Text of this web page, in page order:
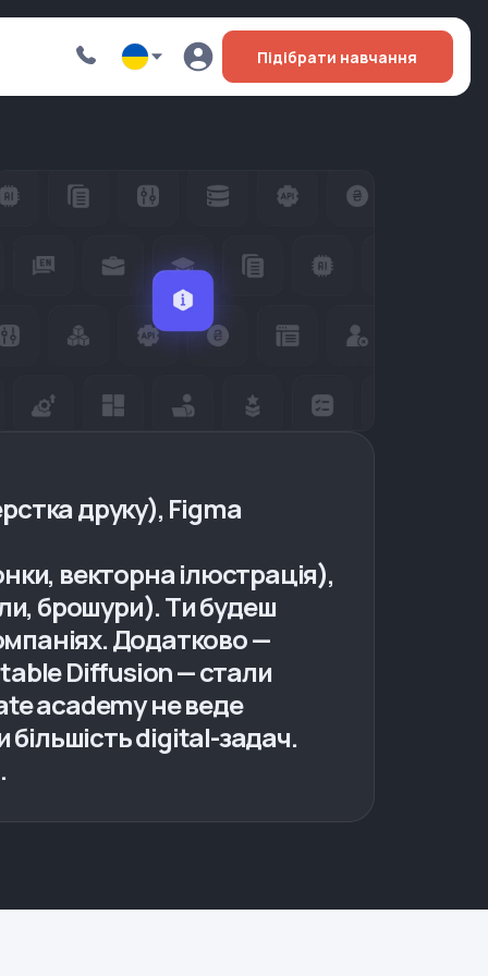
Підібрати навчання
друку), Figma
векторна ілюстрація),
брошури). Ти будеш
Додатково —
Diffusion — стали
academy не веде
більшість digital-задач.